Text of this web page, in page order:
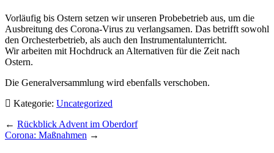
Vorläufig bis Ostern setzen wir unseren Probebetrieb aus, um die
Ausbreitung des Corona-Virus zu verlangsamen. Das betrifft sowohl
den Orchesterbetrieb, als auch den Instrumentalunterricht.
Wir arbeiten mit Hochdruck an Alternativen für die Zeit nach
Ostern.
Die Generalversammlung wird ebenfalls verschoben.
Kategorie: Uncategorized
← Rückblick Advent im Oberdorf
Corona: Maßnahmen →